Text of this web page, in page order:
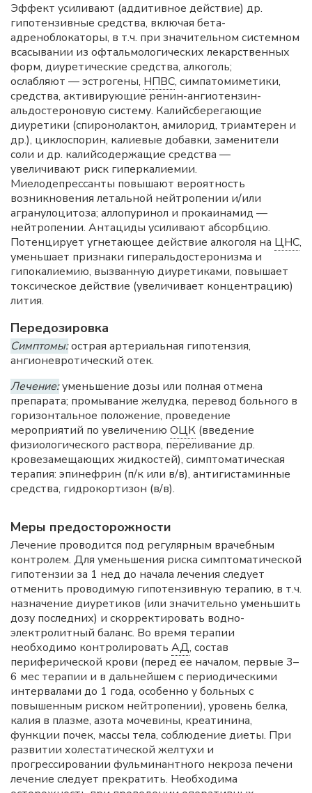
Эффект усиливают (аддитивное действие) др.
гипотензивные средства, включая бета-
адреноблокаторы, в т.ч. при значительном системном
всасывании из офтальмологических лекарственных
форм, диуретические средства, алкоголь;
ослабляют — эстрогены, НПВС, симпатомиметики,
средства, активирующие ренин-ангиотензин-
альдостероновую систему. Калийсберегающие
диуретики (спиронолактон, амилорид, триамтерен и
др.), циклоспорин, калиевые добавки, заменители
соли и др. калийсодержащие средства —
увеличивают риск гиперкалиемии.
Миелодепрессанты повышают вероятность
возникновения летальной нейтропении и/или
агранулоцитоза; аллопуринол и прокаинамид —
нейтропении. Антациды усиливают абсорбцию.
Потенцирует угнетающее действие алкоголя на ЦНС,
уменьшает признаки гиперальдостеронизма и
гипокалиемию, вызванную диуретиками, повышает
токсическое действие (увеличивает концентрацию)
лития.
Передозировка
Симптомы:острая артериальная гипотензия,
ангионевротический отек.
Лечение:уменьшение дозы или полная отмена
препарата; промывание желудка, перевод больного в
горизонтальное положение, проведение
мероприятий по увеличению ОЦК (введение
физиологического раствора, переливание др.
кровезамещающих жидкостей), симптоматическая
терапия: эпинефрин (п/к или в/в), антигистаминные
средства, гидрокортизон (в/в).
Меры предосторожности
Лечение проводится под регулярным врачебным
контролем. Для уменьшения риска симптоматической
гипотензии за 1 нед до начала лечения следует
отменить проводимую гипотензивную терапию, в т.ч.
назначение диуретиков (или значительно уменьшить
дозу последних) и скорректировать водно-
электролитный баланс. Во время терапии
необходимо контролировать АД, состав
периферической крови (перед ее началом, первые 3–
6 мес терапии и в дальнейшем с периодическими
интервалами до 1 года, особенно у больных с
повышенным риском нейтропении), уровень белка,
калия в плазме, азота мочевины, креатинина,
функции почек, массы тела, соблюдение диеты. При
развитии холестатической желтухи и
прогрессировании фульминантного некроза печени
лечение следует прекратить. Необходима